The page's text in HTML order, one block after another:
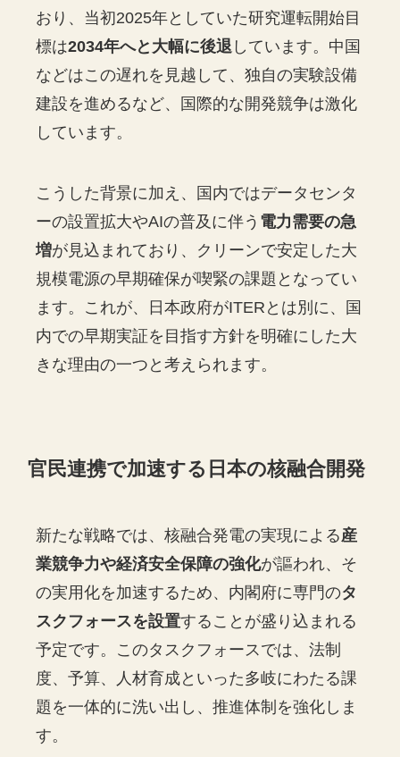
おり、当初2025年としていた研究運転開始目
標は2034年へと大幅に後退 しています。中国
などはこの遅れを見越して、独自の実験設備
建設を進めるなど、国際的な開発競争は激化
しています。
こうした背景に加え、国内ではデータセンタ
ーの設置拡大やAIの普及に伴う 電力需要の急
増が見込まれており、クリーンで安定した大
規模電源の早期確保が喫緊の課題となってい
ます。これが、日本政府がITERとは別に、国
内での早期実証を目指す方針を明確にした大
きな理由の一つと考えられます。
官民連携で加速する日本の核融合開発
新たな戦略では、核融合発電の実現による産
業競争力や経済安全保障の強化が謳われ、そ
の実用化を加速するため、内閣府に専門のタ
スクフォースを設置することが盛り込まれる
予定です。このタスクフォースでは、法制
度、予算、人材育成といった多岐にわたる課
題を一体的に洗い出し、推進体制を強化しま
す。